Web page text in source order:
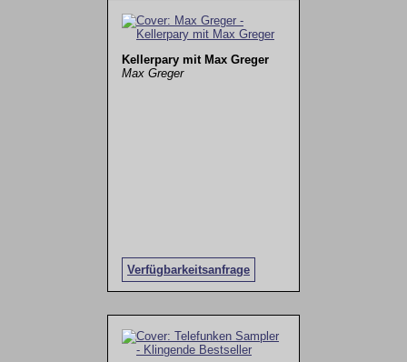
Kellerpary mit Max Greger
Max Greger
Verfügbarkeitsanfrage